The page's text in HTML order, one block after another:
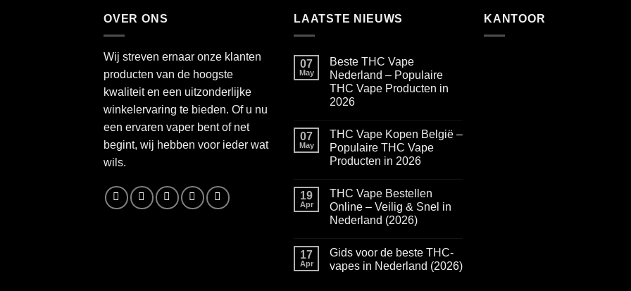
OVER ONS
Wij streven ernaar onze klanten
producten van de hoogste
kwaliteit en een uitzonderlijke
winkelervaring te bieden. Of u nu
een ervaren vaper bent of net
begint, wij hebben voor ieder wat
wils.
LAATSTE NIEUWS
07
May
Beste THC Vape
Nederland – Populaire
THC Vape Producten in
2026
on
Beste
THC
Vape
Populaire
THC
Vape
Producten
in
07
May
THC Vape Kopen België –
Populaire THC Vape
Producten in 2026
on
THC
Vape
Kopen
Populaire
THC
Vape
19
Apr
THC Vape Bestellen
Online – Veilig & Snel in
Nederland (2026)
on
Vape
17
Apr
Gids voor de beste THC-
vapes in Nederland (2026)
KANTOOR